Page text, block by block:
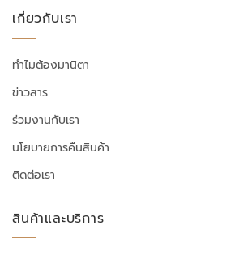
เกี่ยวกับเรา
ทำไมต้องมานิตา
ข่าวสาร
ร่วมงานกับเรา
นโยบายการคืนสินค้า
ติดต่อเรา
สินค้าและบริการ